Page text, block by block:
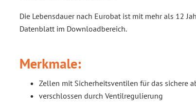
Die Lebensdauer nach Eurobat ist mit mehr als 12
Datenblatt im Downloadbereich.
Merkmale:
Zellen mit Sicherheitsventilen für das sichere
verschlossen durch Ventilregulierung